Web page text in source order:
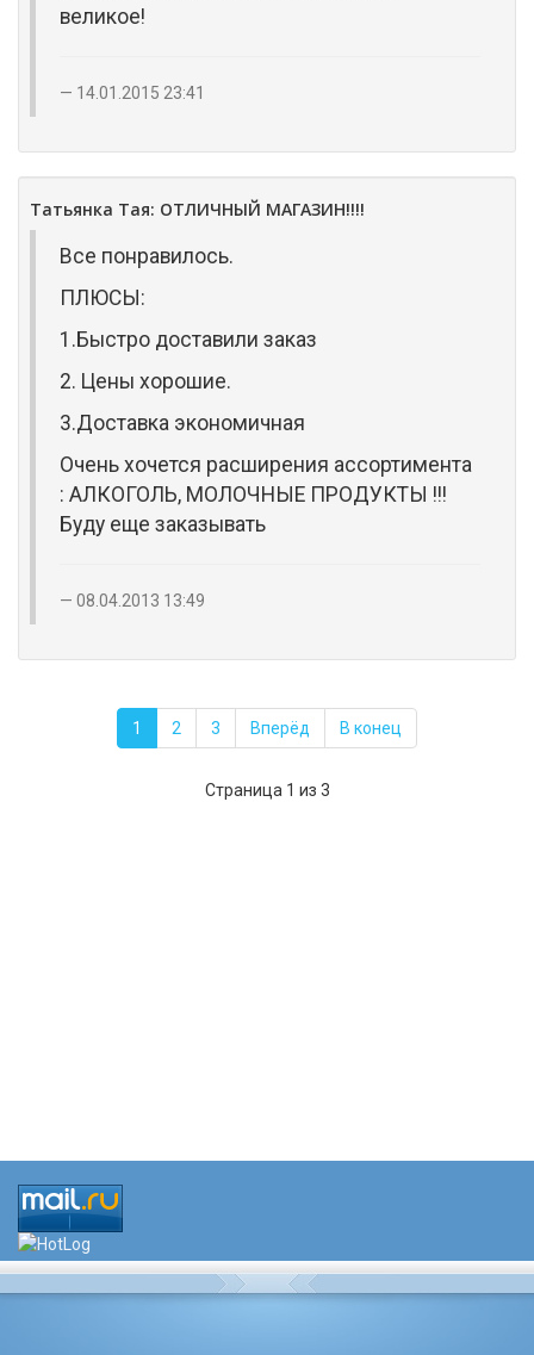
великое!
14.01.2015 23:41
Татьянка Тая: ОТЛИЧНЫЙ МАГАЗИН!!!!
Все понравилось.
ПЛЮСЫ:
1.Быстро доставили заказ
2. Цены хорошие.
3.Доставка экономичная
Очень хочется расширения ассортимента
: АЛКОГОЛЬ, МОЛОЧНЫЕ ПРОДУКТЫ !!!
Буду еще заказывать
08.04.2013 13:49
1 2 3 Вперёд В конец
Страница 1 из 3